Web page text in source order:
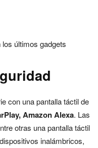
últimos gadgets
con una pantalla táctil de
Amazon Alexa. Las
otras una pantalla táctil
inalámbricos,